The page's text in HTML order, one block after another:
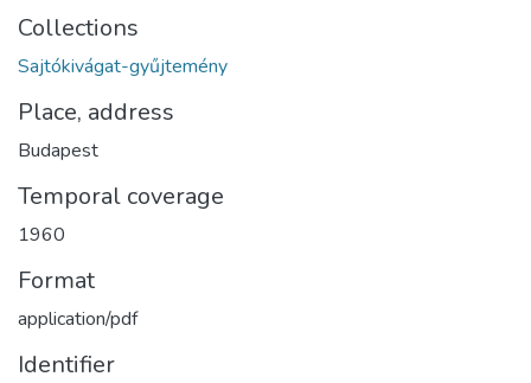
Collections
Sajtókivágat-gyűjtemény
Place, address
Budapest
Temporal coverage
1960
Format
application/pdf
Identifier